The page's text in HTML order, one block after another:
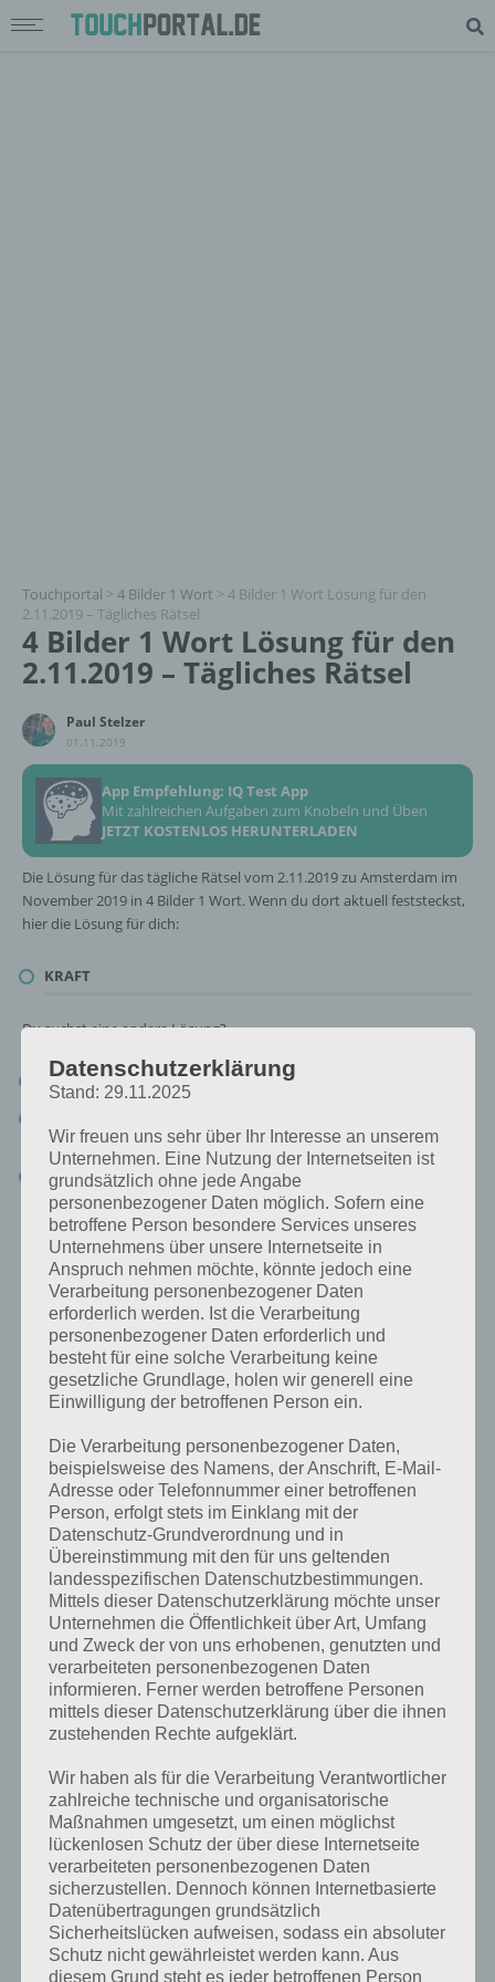
Touchportal > 4 Bilder 1 Wort > 4 Bilder 1 Wort Lösung für den
2.11.2019 – Tägliches Rätsel
4 Bilder 1 Wort Lösung für den
2.11.2019 – Tägliches Rätsel
Paul Stelzer
01.11.2019
App Empfehlung: IQ Test App
Mit zahlreichen Aufgaben zum Knobeln und Üben
JETZT KOSTENLOS HERUNTERLADEN
Die Lösung für das tägliche Rätsel vom 2.11.2019 zu Amsterdam im
November 2019 in 4 Bilder 1 Wort. Wenn du dort aktuell feststeckst,
hier die Lösung für dich:
KRAFT
Du suchst eine andere Lösung?
Tägliches BONUS Rätsel:Zur Lösung vom 2.11.2019
2.11.2018, als Lösung gesucht war
Zur Übersicht:4 Bilder 1 Wort Lösungen zu Amsterdam im
November 2019!
Kurze Begriffserklärung zur Lösung Kraft
Kraft ist die Lösung für das tägliche Rätsel am 2.11.2019 in 4 Bilder 1
Wort, doch welche Bedeutung hat dieses eigentlich und was gibt es
dazu zu wissen? Passt das Wort auch zu Amsterdam? Zu
bestimmten Lösungen präsentieren wir daher auch immer eine
kurze Begriffserklärung!
Datenschutzerklärung
Stand: 29.11.2025
Wir freuen uns sehr über Ihr Interesse an unserem
Unternehmen. Eine Nutzung der Internetseiten ist
grundsätzlich ohne jede Angabe
personenbezogener Daten möglich. Sofern eine
betroffene Person besondere Services unseres
Unternehmens über unsere Internetseite in
Anspruch nehmen möchte, könnte jedoch eine
Verarbeitung personenbezogener Daten
erforderlich werden. Ist die Verarbeitung
personenbezogener Daten erforderlich und
besteht für eine solche Verarbeitung keine
gesetzliche Grundlage, holen wir generell eine
Einwilligung der betroffenen Person ein.
Die Verarbeitung personenbezogener Daten,
beispielsweise des Namens, der Anschrift, E-Mail-
Adresse oder Telefonnummer einer betroffenen
Person, erfolgt stets im Einklang mit der
Datenschutz-Grundverordnung und in
Übereinstimmung mit den für uns geltenden
landesspezifischen Datenschutzbestimmungen.
Mittels dieser Datenschutzerklärung möchte unser
Unternehmen die Öffentlichkeit über Art, Umfang
und Zweck der von uns erhobenen, genutzten und
verarbeiteten personenbezogenen Daten
informieren. Ferner werden betroffene Personen
mittels dieser Datenschutzerklärung über die ihnen
zustehenden Rechte aufgeklärt.
Wir haben als für die Verarbeitung Verantwortlicher
zahlreiche technische und organisatorische
Maßnahmen umgesetzt, um einen möglichst
lückenlosen Schutz der über diese Internetseite
verarbeiteten personenbezogenen Daten
sicherzustellen. Dennoch können Internetbasierte
Datenübertragungen grundsätzlich
Sicherheitslücken aufweisen, sodass ein absoluter
Schutz nicht gewährleistet werden kann. Aus
diesem Grund steht es jeder betroffenen Person